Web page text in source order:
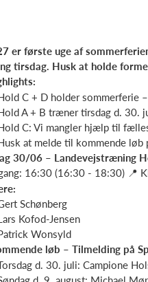
er første uge af
tirsdag. Husk at holde
C + D holder sommerferie
A + B træner tirsdag d. 30.
C: Vi mangler hjælp til
at melde til kommende løb
30/06 – Landevejstræning
16:30 (16:30 - 18:30) 📍
Schønberg
Kofod-Jensen
Wonsyld
løb – Tilmelding på
d. 30. juli: Campione